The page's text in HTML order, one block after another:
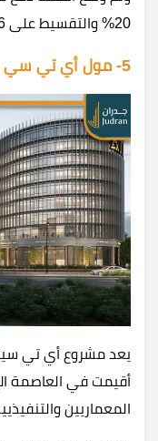
20% والتقسيط على 6 سنوات.
5- مول أي تي سي العاصمة الإدارية ITC Mall
يعد مشروع أي تي
أقيمت في العاصمة
المعماريين